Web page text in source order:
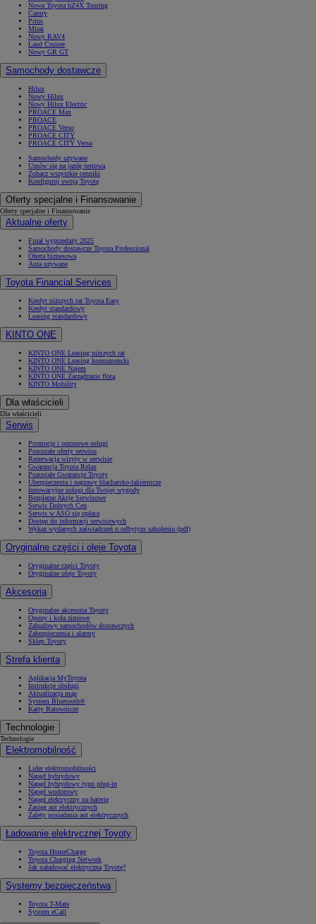
Nowa Toyota bZ4X Touring
Camry
Prius
Mirai
Nowy RAV4
Land Cruiser
Nowy GR GT
Samochody dostawcze
Hilux
Nowy Hilux
Nowy Hilux Electric
PROACE Max
PROACE
PROACE Verso
PROACE CITY
PROACE CITY Verso
Samochody używane
Umów się na jazdę testową
Zobacz wszystkie cenniki
Konfiguruj swoją Toyotę
Oferty specjalne i Finansowanie
Oferty specjalne i Finansowanie
Aktualne oferty
Finał wyprzedaży 2025
Samochody dostawcze Toyota Professional
Oferta biznesowa
Auta używane
Toyota Financial Services
Kredyt niższych rat Toyota Easy
Kredyt standardowy
Leasing standardowy
KINTO ONE
KINTO ONE Leasing niższych rat
KINTO ONE Leasing konsumencki
KINTO ONE Najem
KINTO ONE Zarządzanie flotą
KINTO Mobility
Dla właścicieli
Dla właścicieli
Serwis
Promocje i sezonowe usługi
Pozostałe oferty serwisu
Rezerwacja wizyty w serwisie
Gwarancja Toyota Relax
Pozostałe Gwarancje Toyoty
Ubezpieczenia i naprawy blacharsko-lakiernicze
Innowacyjne usługi dla Twojej wygody
Bezpłatne Akcje Serwisowe
Serwis Dobrych Cen
Serwis w ASO się opłaca
Dostęp do informacji serwisowych
Wykaz wydanych zaświadczeń o odbytym szkoleniu (pdf)
Oryginalne części i oleje Toyota
Oryginalne części Toyoty
Oryginalne oleje Toyoty
Akcesoria
Oryginalne akcesoria Toyoty
Opony i koła zimowe
Zabudowy samochodów dostawczych
Zabezpieczenia i alarmy
Sklep Toyoty
Strefa klienta
Aplikacja MyToyota
Instrukcje obsługi
Aktualizacja map
System Bluetooth®
Karty Ratownicze
Technologie
Technologie
Elektromobilność
Lider elektromobilności
Napęd hybrydowy
Napęd hybrydowy typu plug-in
Napęd wodorowy
Napęd elektryczny na baterię
Zasięg aut elektrycznych
Zalety posiadania aut elektrycznych
Ładowanie elektrycznej Toyoty
Toyota HomeCharge
Toyota Charging Network
Jak naładować elektryczną Toyotę?
Systemy bezpieczeństwa
Toyota T-Mate
System eCall